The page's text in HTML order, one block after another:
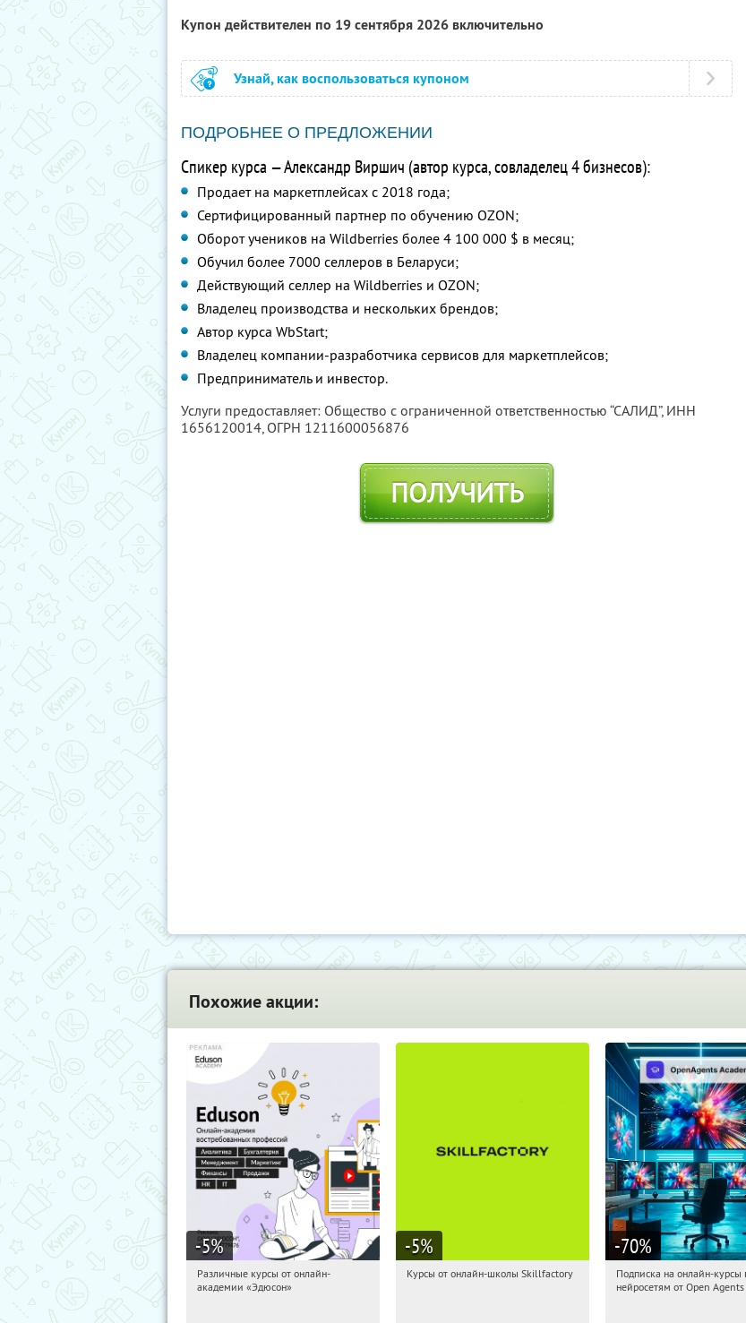
Купон действителен по 19 сентября 2026 включительно
Узнай, как воспользоваться купоном
ПОДРОБНЕЕ О ПРЕДЛОЖЕНИИ
Спикер курса — Александр Виршич (автор курса, совладелец 4 бизнесов):
Продает на маркетплейсах с 2018 года;
Сертифицированный партнер по обучению OZON;
Оборот учеников на Wildberries более 4 100 000 $ в месяц;
Обучил более 7000 селлеров в Беларуси;
Действующий селлер на Wildberries и OZON;
Владелец производства и нескольких брендов;
Автор курса WbStart;
Владелец компании-разработчика сервисов для маркетплейсов;
Предприниматель и инвестор.
Услуги предоставляет: Общество с ограниченной ответственностью “САЛИД”, ИНН
1656120014, ОГРН 1211600056876
ПОЛУЧИТЬ
Похожие акции:
-5%
16:32:23 Получили:
Различные курсы от онлайн-
академии «Эдюсон»
-5%
16:32:23
Получи первым!
Курсы от онлайн-школы Skillfactory
-70%
16:32:23
Подписка на онлайн-курсы
нейросетям от Open